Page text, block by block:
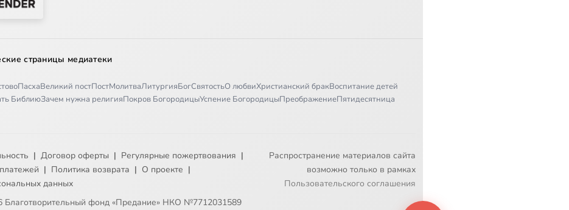
мира
Божий
человека
за человека
страницы медиатеки
ПасхаВеликий постПостМолитваЛитургияБогСвятостьО любвиХристианский бракВоспитание детей
БиблиюЗачем нужна религияПокров БогородицыУспение БогородицыПреображениеПятидесятница
| Договор оферты | Регулярные пожертвования |
| Политика возврата | О проекте |
данных
фонд «Предание» НКО №7712031589
Распространение материалов сайта
возможно только в рамках
Пользовательского соглашения